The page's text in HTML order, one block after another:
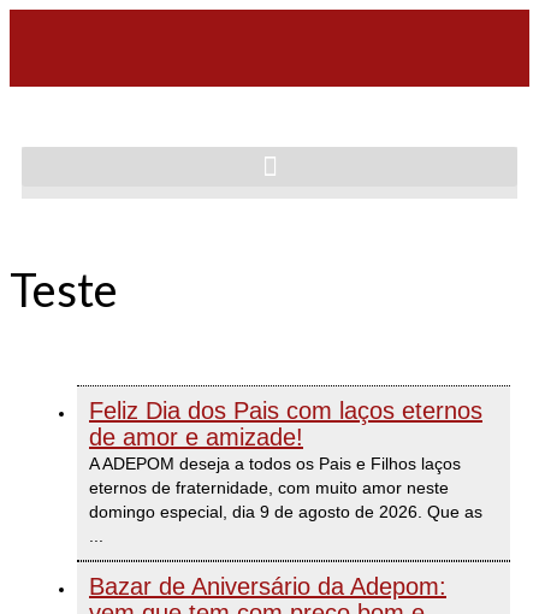
Teste
Feliz Dia dos Pais com laços eternos
de amor e amizade!
A ADEPOM deseja a todos os Pais e Filhos laços
eternos de fraternidade, com muito amor neste
domingo especial, dia 9 de agosto de 2026. Que as
Bazar de Aniversário da Adepom: